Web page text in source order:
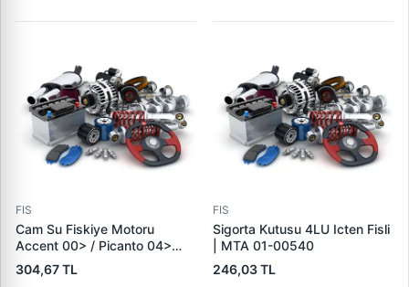
5K0698151 8J0698151C
FIS
Cam Su Fiskiye Motoru
Accent 00> / Picanto 04>
Tek Cikis IX35 Tucson (Jm) |
MEAT&DORIA 20137 | OEM
304,67 TL
FIS
Sigorta Kutusu 4LU Icten Fisli
| MTA 01-00540
246,03 TL